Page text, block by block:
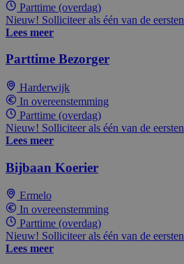
Parttime (overdag)
Nieuw! Solliciteer als één van de eersten
Lees meer
Parttime Bezorger
Harderwijk
In overeenstemming
Parttime (overdag)
Nieuw! Solliciteer als één van de eersten
Lees meer
Bijbaan Koerier
Ermelo
In overeenstemming
Parttime (overdag)
Nieuw! Solliciteer als één van de eersten
Lees meer